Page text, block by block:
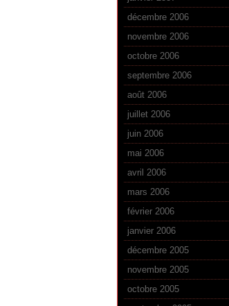
décembre 2006
novembre 2006
octobre 2006
septembre 2006
août 2006
juillet 2006
juin 2006
mai 2006
avril 2006
mars 2006
février 2006
janvier 2006
décembre 2005
novembre 2005
octobre 2005